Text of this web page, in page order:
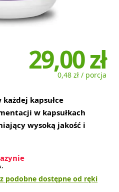
29,00 zł
0,48 zł / porcja
kapsułce
w kapsułkach
wysoką jakość i
podobne dostępne od ręki